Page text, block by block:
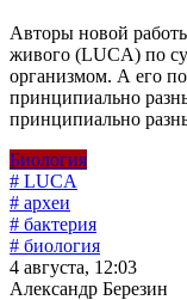
Авторы новой
живого (LUCA) по
организмом. А его
принципиально
принципиально
Биология
# LUCA
# археи
# бактерия
# биология
4 августа, 12:03
Александр Березин